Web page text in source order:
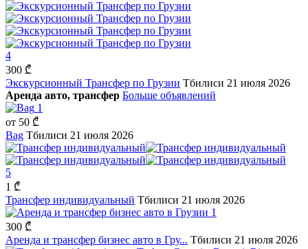
4
300 ₾
Экскурсионный Трансфер по Грузии Тбилиси 21 июля 2026
Аренда авто, трансфер Больше объявлений
1
от 50 ₾
Bag Тбилиси 21 июля 2026
5
1 ₾
Трансфер индивидуальный Тбилиси 21 июля 2026
1
300 ₾
Аренда и трансфер бизнес авто в Гру... Тбилиси 21 июля 2026